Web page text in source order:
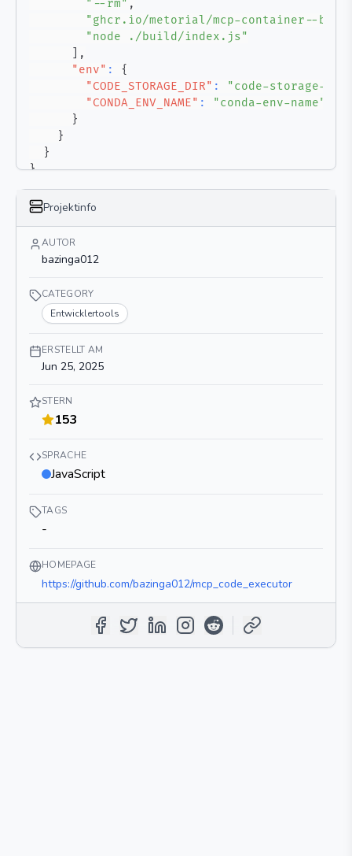
"--rm" ,
"ghcr.io/metorial/mcp-container--
"node ./build/index.js"
,
"env" :
{
"CODE_STORAGE_DIR" :
"code-storage-
"CONDA_ENV_NAME" :
"conda-env-name"
}
}
}
}
Projektinfo
AUTOR
bazinga012
CATEGORY
Entwicklertools
ERSTELLT AM
Jun 25, 2025
STERN
153
SPRACHE
JavaScript
TAGS
-
HOMEPAGE
https://github.com/bazinga012/mcp_code_executor